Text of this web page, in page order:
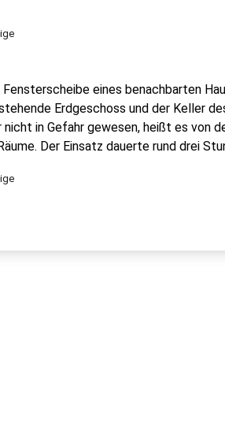
Fensterscheibe eines benachbarten
Erdgeschoss und der Keller
nicht in Gefahr gewesen, heißt es von
Der Einsatz dauerte rund drei